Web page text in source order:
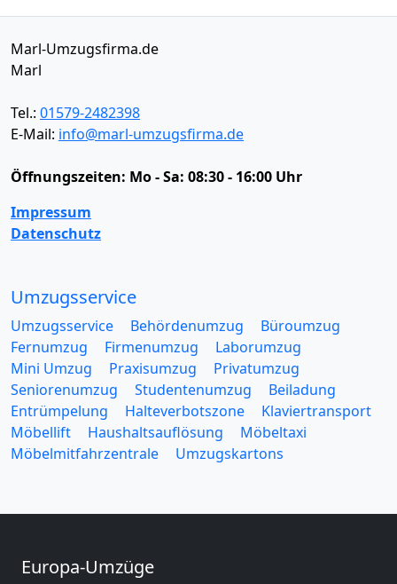
Marl-Umzugsfirma.de
Marl
Tel.: 01579-2482398
E-Mail: info@marl-umzugsfirma.de
Öffnungszeiten: Mo - Sa: 08:30 - 16:00 Uhr
Impressum
Datenschutz
Umzugsservice
Umzugsservice Behördenumzug
Büroumzug
Fernumzug
Firmenumzug
Laborumzug
Mini Umzug
Praxisumzug
Privatumzug
Seniorenumzug
Studentenumzug
Beiladung
Entrümpelung
Halteverbotszone
Klaviertransport
Möbellift
Haushaltsauflösung
Möbeltaxi
Möbelmitfahrzentrale
Umzugskartons
Europa-Umzüge